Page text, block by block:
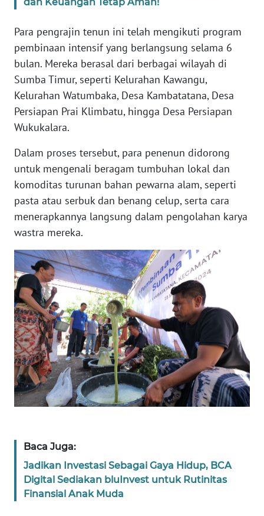
Para pengrajin tenun ini telah mengikuti program
pembinaan intensif yang berlangsung selama 6
bulan. Mereka berasal dari berbagai wilayah di
Sumba Timur, seperti Kelurahan Kawangu,
Kelurahan Watumbaka, Desa Kambatatana, Desa
Persiapan Prai Klimbatu, hingga Desa Persiapan
Wukukalara.
Dalam proses tersebut, para penenun didorong
untuk mengenali beragam tumbuhan lokal dan
komoditas turunan bahan pewarna alam, seperti
pasta atau serbuk dan benang celup, serta cara
menerapkannya langsung dalam pengolahan karya
wastra mereka.
Baca Juga:
Jadikan Investasi Sebagai Gaya Hidup, BCA
Digital Sediakan bluInvest untuk Rutinitas
Finansial Anak Muda
BANTEN
NTT
WN
KEPRI
WN
WN
PAPUA
BARAT
RIAU
WN
SERAMBI
WN
JAMBI
WN
SULTRA
WN
WN
WN